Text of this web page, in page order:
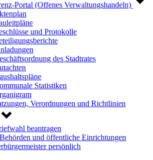
Portal (Offenes Verwaltungshandeln)
und Protokolle
des Stadtrates
Statistiken
Verordnungen und Richtlinien
beantragen
und öffentliche Einrichtungen
persönlich